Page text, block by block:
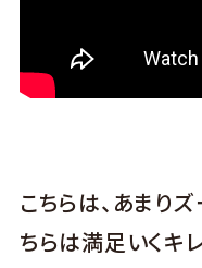
こちらは、あまり
ちらは満足いくキ